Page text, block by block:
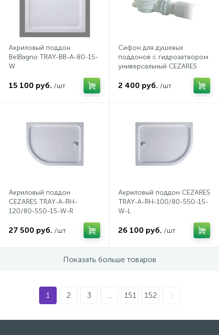
Акриловый поддон
BelBagno TRAY-BB-A-80-15-
W
15 100 руб. /шт
Сифон для душевых
поддонов с гидрозатвором
универсальный CEZARES
2 400 руб. /шт
Акриловый поддон
CEZARES TRAY-A-RH-
120/80-550-15-W-R
27 500 руб. /шт
Акриловый поддон CEZARES
TRAY-A-RH-100/80-550-15-
W-L
26 100 руб. /шт
Показать больше товаров
1 2 3 ... 151 152
Смесители для душа
Смесители для кухни
18
22
Смесители для раковины
Смесители на борт ванны
Смесители термостатические
1
Штуцеры с держателем
Электронные смесители для раковины